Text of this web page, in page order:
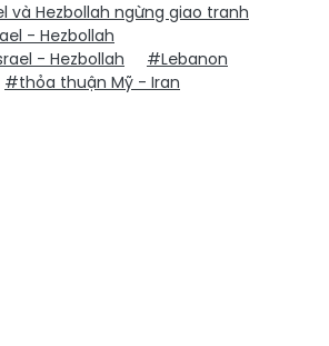
và Hezbollah ngừng giao tranh
- Hezbollah
- Hezbollah
#Lebanon
#thỏa thuận Mỹ - Iran